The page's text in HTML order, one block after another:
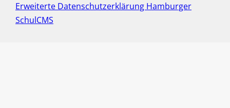
Erweiterte Datenschutzerklärung Hamburger
SchulCMS